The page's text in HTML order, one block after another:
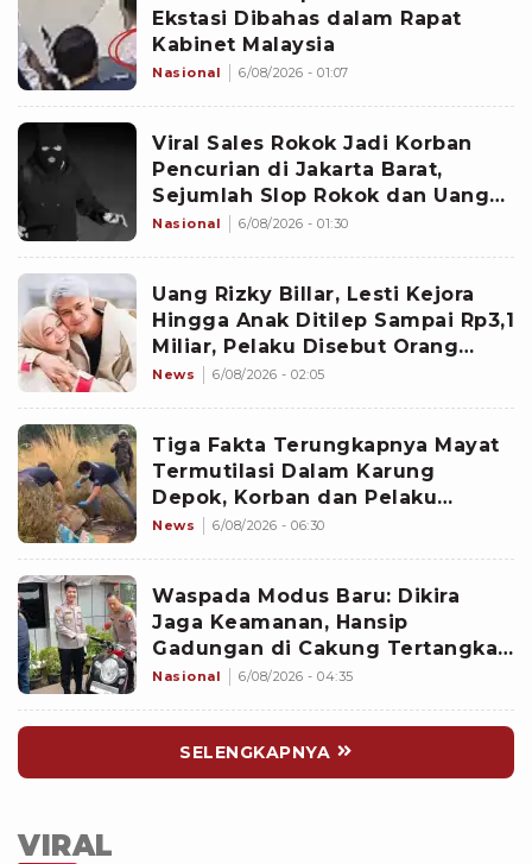
Ekstasi Dibahas dalam Rapat
Kabinet Malaysia
Nasional 6/08/2026 - 01:07
Viral Sales Rokok Jadi Korban
Pencurian di Jakarta Barat,
Sejumlah Slop Rokok dan Uang
Setoran Raib
Nasional 6/08/2026 - 01:30
Uang Rizky Billar, Lesti Kejora
Hingga Anak Ditilep Sampai Rp3,1
Miliar, Pelaku Disebut Orang
Terdekat
News 6/08/2026 - 02:05
Tiga Fakta Terungkapnya Mayat
Termutilasi Dalam Karung
Depok, Korban dan Pelaku
Berkenalan di Media Sosial
News 6/08/2026 - 06:30
Waspada Modus Baru: Dikira
Jaga Keamanan, Hansip
Gadungan di Cakung Tertangkap
Basah Curi Motor
Nasional 6/08/2026 - 04:35
SELENGKAPNYA
VIRAL